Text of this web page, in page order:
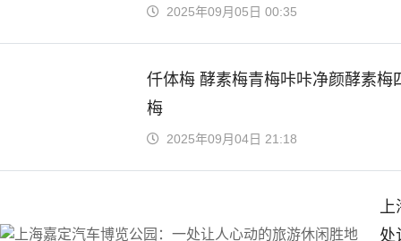
2025年09月05日 00:35
仟体梅 酵素梅青梅咔咔净颜酵素梅
梅
2025年09月04日 21:18
上
处